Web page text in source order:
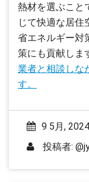
熱材を選ぶこと
じて快適な居住
省エネルギー対
策にも貢献しま
業者と相談しな
す。
9 5月, 2024
投稿者: